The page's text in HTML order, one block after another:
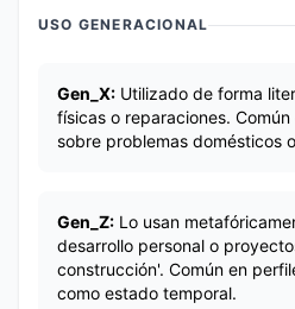
USO GENERACIONAL
Gen_X: Utilizado de forma
físicas o reparaciones.
sobre problemas domésticos
Gen_Z: Lo usan
desarrollo personal o
construcción'. Común en
como estado temporal.